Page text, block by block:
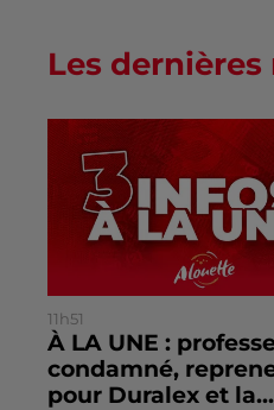
Les dernières
11h51
À LA UNE :
condamné,
pour Duralex et la...